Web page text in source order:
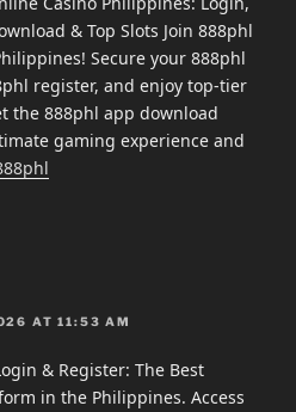
& Top Slots Join 888phl
Secure your 888phl
register, and enjoy top-tier
the 888phl app download
gaming experience and
AT 11:53 AM
& Register: The Best
in the Philippines. Access